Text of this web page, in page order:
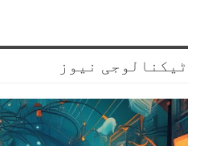
ٹیکنالوجی نیوز